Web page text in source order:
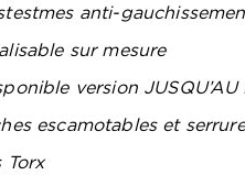
anti-
sur mesure
version
escamotables et
Torx